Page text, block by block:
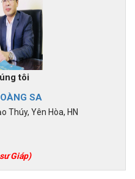
tôi
SA
Thúy, Yên Hòa, HN
Giáp)